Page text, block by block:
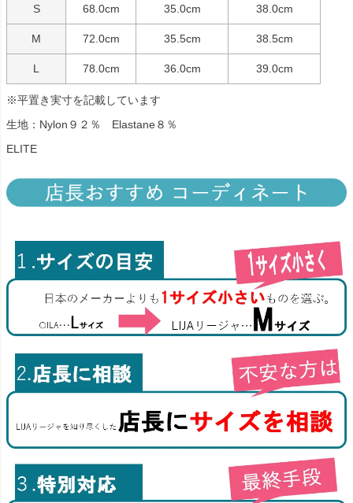
S 68.0cm 35.0cm 38.0cm
M 72.0cm 35.5cm 38.5cm
L 78.0cm 36.0cm 39.0cm
※平置き実寸を記載しています
生地：Nylon９２％ Elastane８％
ELITE